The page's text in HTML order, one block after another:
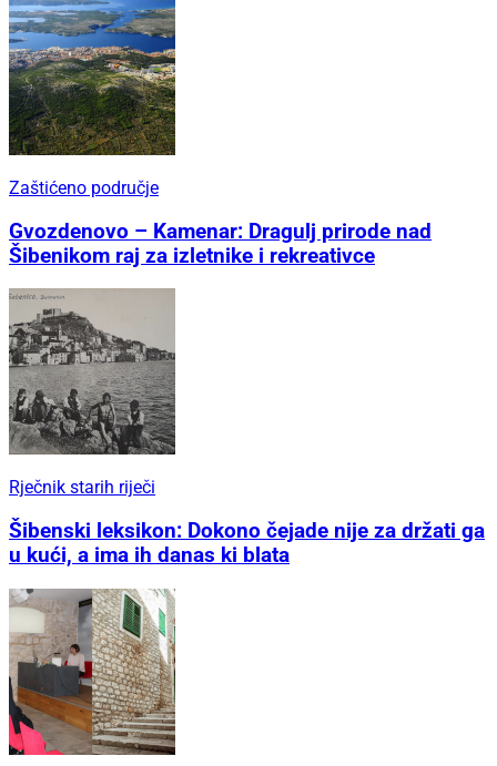
Zaštićeno područje
Gvozdenovo – Kamenar: Dragulj prirode nad
Šibenikom raj za izletnike i rekreativce
Rječnik starih riječi
Šibenski leksikon: Dokono čejade nije za držati ga
u kući, a ima ih danas ki blata